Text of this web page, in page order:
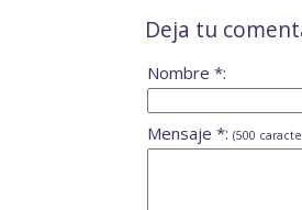
Deja tu
Nombre *:
Mensaje *: (500